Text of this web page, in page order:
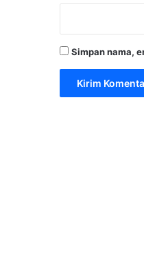
Simpan nama,